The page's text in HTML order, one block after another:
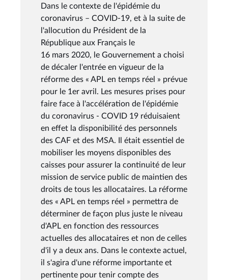
Dans le contexte de l'épidémie du
coronavirus – COVID-19, et à la suite de
l'allocution du Président de la
République aux Français le
16 mars 2020, le Gouvernement a choisi
de décaler l'entrée en vigueur de la
réforme des « APL en temps réel » prévue
pour le 1er avril. Les mesures prises pour
faire face à l'accélération de l'épidémie
du coronavirus - COVID 19 réduisaient
en effet la disponibilité des personnels
des CAF et des MSA. Il était essentiel de
mobiliser les moyens disponibles des
caisses pour assurer la continuité de leur
mission de service public de maintien des
droits de tous les allocataires. La réforme
des « APL en temps réel » permettra de
déterminer de façon plus juste le niveau
d'APL en fonction des ressources
actuelles des allocataires et non de celles
d'il y a deux ans. Dans le contexte actuel,
il s'agira d'une réforme importante et
pertinente pour tenir compte des